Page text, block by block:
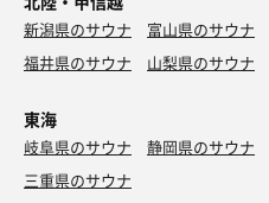
新潟県のサウナ 富山県のサウナ
福井県のサウナ
山梨県のサウナ
東海
岐阜県のサウナ 静岡県のサウナ
三重県のサウナ